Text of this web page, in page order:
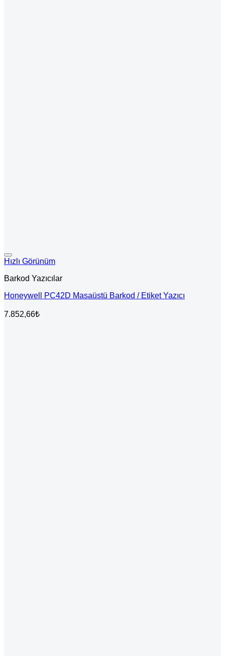
Hızlı Görünüm
Barkod Yazıcılar
Honeywell PC42D Masaüstü Barkod / Etiket Yazıcı
7.852,66₺